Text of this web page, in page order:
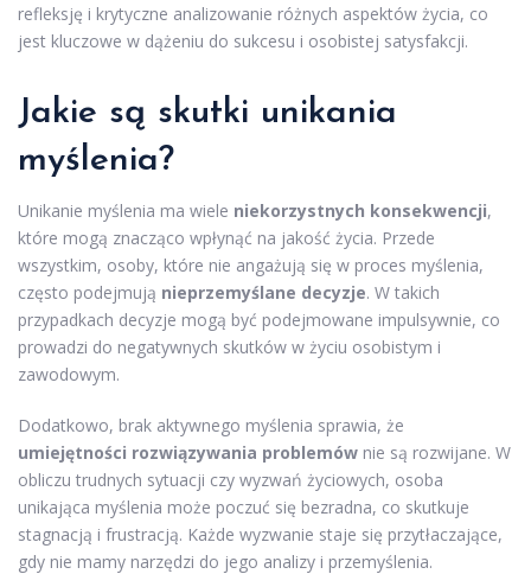
refleksję i krytyczne analizowanie różnych aspektów życia, co
jest kluczowe w dążeniu do sukcesu i osobistej satysfakcji.
Jakie są skutki unikania
myślenia?
Unikanie myślenia ma wiele niekorzystnych konsekwencji,
które mogą znacząco wpłynąć na jakość życia. Przede
wszystkim, osoby, które nie angażują się w proces myślenia,
często podejmują nieprzemyślane decyzje. W takich
przypadkach decyzje mogą być podejmowane impulsywnie, co
prowadzi do negatywnych skutków w życiu osobistym i
zawodowym.
Dodatkowo, brak aktywnego myślenia sprawia, że
umiejętności rozwiązywania problemów nie są rozwijane. W
obliczu trudnych sytuacji czy wyzwań życiowych, osoba
unikająca myślenia może poczuć się bezradna, co skutkuje
stagnacją i frustracją. Każde wyzwanie staje się przytłaczające,
gdy nie mamy narzędzi do jego analizy i przemyślenia.